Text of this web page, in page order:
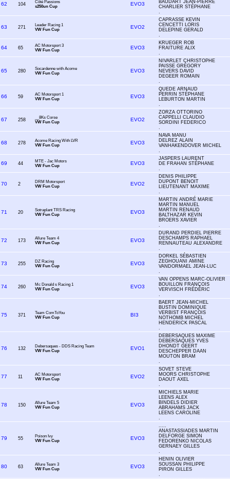
62 104
Côté Passions
s250un Cup
EVO3
BAUDART JEAN-PIERRE
CHARLIER STÉPHANE
.
63 271
Leader Racing 1
VW Fun Cup
EVO2
CAPRASSE KEVIN
CENCETTI LORIS
DELEPINE GERALD
.
64 65
AC Motorsport 3
VW Fun Cup
EVO3
KRUEGER ROB
FRAITURE ALIX
.
65 280
Socardenne with Acome
VW Fun Cup
EVO3
NIVARLET CHRISTOPHE
PAISSE GRÉGORY
NEVERS DAVID
DEGEER ROMAIN
.
66 59
AC Motorsport 1
VW Fun Cup
EVO3
QUEDE ARNAUD
PERRIN STÉPHANE
LEBURTON MARTIN
.
67 258
__8Ks Corse
VW Fun Cup
EVO2
ZORZA OTTORINO
CAPPELLI CLAUDIO
SORDINI FEDERICO
.
68 278
Acome Racing With LVR
VW Fun Cup
EVO3
NAVA MANU
DELREZ ALAIN
VANHAKENDOVER MICHEL
.
69 44
MTE - Jac Motors
VW Fun Cup
EVO3
JASPERS LAURENT
DE FRAHAN STÉPHANE
.
70 2
DRM Motorsport
VW Fun Cup
EVO2
DENIS PHILIPPE
DUPONT BENOIT
LIEUTENANT MAXIME
.
71 20
Sotraplant TRS Racing
VW Fun Cup
EVO3
MARTIN ANDRÉ MARIE
MARTIN MANUEL
MARTIN RENAUD
BALTHAZAR KEVIN
BROERS XAVIER
.
72 173
Allure Team 4
VW Fun Cup
EVO3
DURAND PERDIEL PIERRE
DESCHAMPS RAPHAEL
RENNAUTEAU ALEXANDRE
.
73 255
DZ Racing
VW Fun Cup
EVO3
DORKEL SÉBASTIEN
ZEGHOUANI AMINE
VANDORMAEL JEAN-LUC
.
74 260
Mc Donald s Racing 1
VW Fun Cup
EVO3
VAN OPPENS MARC-OLIVIER
BOUILLON FRANÇOIS
VERVISCH FRÉDÉRIC
.
75 371
Team ComToYou
VW Fun Cup
BI3
BAERT JEAN-MICHEL
BUSTIN DOMINIQUE
VERBIST FRANÇOIS
NOTHOMB MICHEL
HENDERICK PASCAL
.
76 132
Debersaques - DDS Racing Team
VW Fun Cup
EVO1
DEBERSAQUES MAXIME
DEBERSAQUES YVES
DHONDT GEERT
DESCHEPPER DAAN
MOUTON BRAM
.
77 11
AC Motorsport
VW Fun Cup
EVO2
SOVET STEVE
MOORS CHRISTOPHE
DAOUT AXEL
.
78 150
Allure Team 5
VW Fun Cup
EVO3
MICHIELS MARIE
LEENS ALEX
BINDELS DIDIER
ABRAHAMS JACK
LEENS CAROLINE
.
79 55
Poison Ivy
VW Fun Cup
EVO3
.....
ANASTASSIADES MARTIN
DELFORGE SIMON
FEDORENKO NICOLAS
GERNAEY GILLES
.
80 63
Allure Team 3
VW Fun Cup
EVO3
HENIN OLIVIER
SOUSSAN PHILIPPE
PIRON GILLES
.